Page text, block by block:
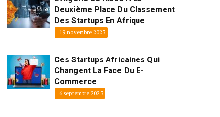
Deuxième Place Du Classement
Des Startups En Afrique
19 novembre 2023
Ces Startups Africaines Qui
Changent La Face Du E-
Commerce
6 septembre 2023